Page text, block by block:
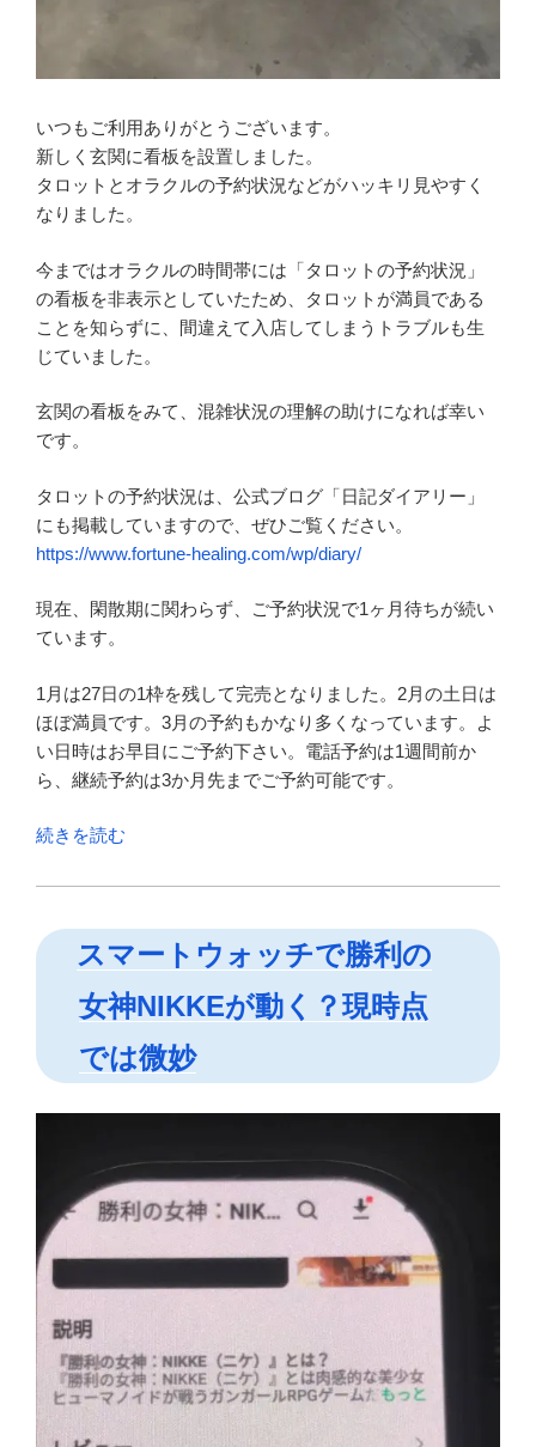
いつもご利用ありがとうございます。
新しく玄関に看板を設置しました。
タロットとオラクルの予約状況などがハッキリ見やすく
なりました。
今まではオラクルの時間帯には「タロットの予約状況」
の看板を非表示としていたため、タロットが満員である
ことを知らずに、間違えて入店してしまうトラブルも生
じていました。
玄関の看板をみて、混雑状況の理解の助けになれば幸い
です。
タロットの予約状況は、公式ブログ「日記ダイアリー」
にも掲載していますので、ぜひご覧ください。
https://www.fortune-healing.com/wp/diary/
現在、閑散期に関わらず、ご予約状況で1ヶ月待ちが続い
ています。
1月は27日の1枠を残して完売となりました。2月の土日は
ほぼ満員です。3月の予約もかなり多くなっています。よ
い日時はお早目にご予約下さい。電話予約は1週間前か
ら、継続予約は3か月先までご予約可能です。
“ハ
キ
見
新
ト」
「オ
ク
ル」
設”
続きを読む
スマートウォッチで勝利の
女神NIKKEが動く？現時点
では微妙